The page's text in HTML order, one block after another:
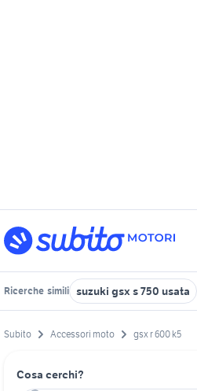
Ricerche simili suzuki gsx s 750 usata
Subito Accessori moto gsx r 600 k5
Cosa cerchi?